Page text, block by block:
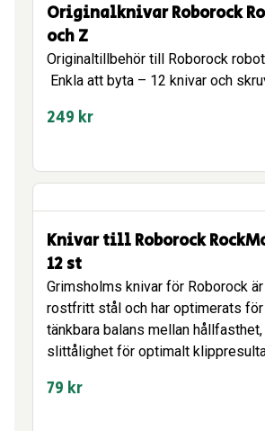
Originalknivar Roborock
och Z
Originaltillbehör till Roborock
Enkla att byta – 12 knivar och
249 kr
Knivar till Roborock
12 st
Grimsholms knivar för Roborock
rostfritt stål och har optimerats
tänkbara balans mellan
slittålighet för optimalt
79 kr